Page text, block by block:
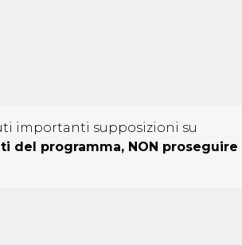
importanti supposizioni su
del programma, NON proseguire